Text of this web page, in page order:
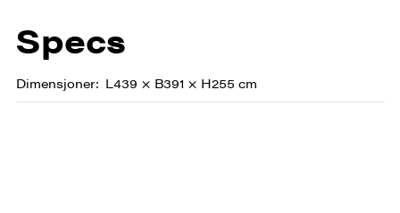
Specs
Dimensjoner L439 × B391 × H255 cm